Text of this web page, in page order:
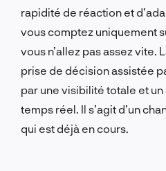
rapidité de réaction et
vous comptez uniquement
vous n’allez pas assez vite.
prise de décision assistée
par une visibilité totale et
temps réel. Il s’agit d’un
qui est déjà en cours.